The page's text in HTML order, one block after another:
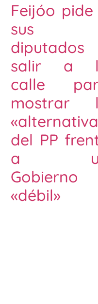
Feijóo pide
sus
diputados
salir a
calle
mostrar
del PP
a
Gobierno
«débil»